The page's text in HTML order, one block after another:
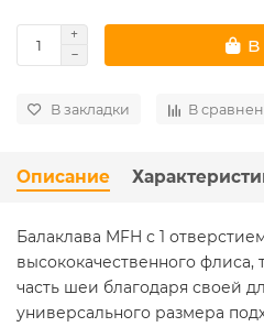
В
В закладки В
Описание
Балаклава MFH с 1
высококачественного
часть шеи благодаря своей
универсального размера